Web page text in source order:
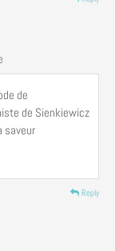
de
de Sienkiewicz
saveur
Reply